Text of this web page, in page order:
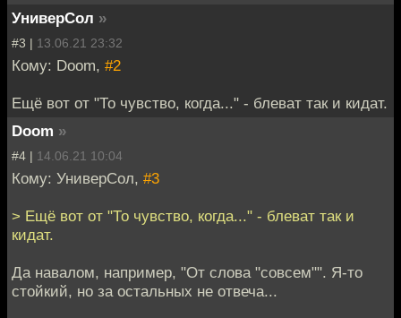
УниверСол »
#3 | 13.06.21 23:32
Кому: Doom, #2
Ещё вот от "То чувство, когда..." - блеват так и кидат.
Doom »
#4 | 14.06.21 10:04
Кому: УниверСол, #3
> Ещё вот от "То чувство, когда..." - блеват так и
кидат.
Да навалом, например, "От слова "совсем"". Я-то
стойкий, но за остальных не отвеча...